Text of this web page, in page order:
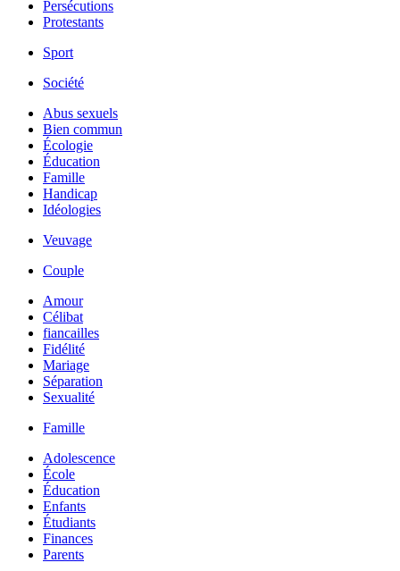
Persécutions
Protestants
Sport
Société
Abus sexuels
Bien commun
Écologie
Éducation
Famille
Handicap
Idéologies
Veuvage
Couple
Amour
Célibat
fiancailles
Fidélité
Mariage
Séparation
Sexualité
Famille
Adolescence
École
Éducation
Enfants
Étudiants
Finances
Parents